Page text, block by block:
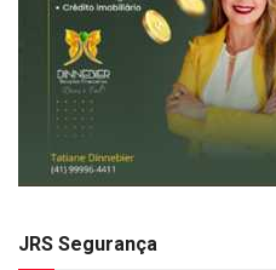
JRS Segurança